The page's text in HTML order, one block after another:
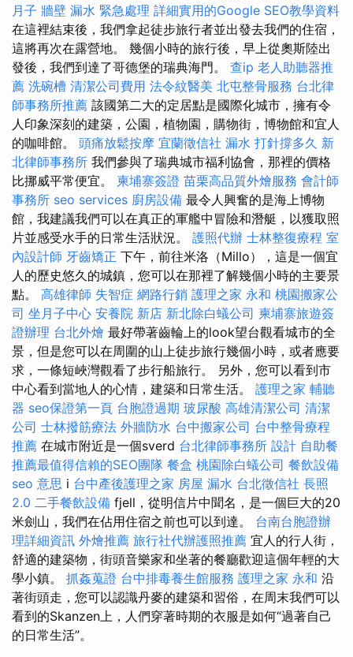
月子 牆壁 漏水 緊急處理 詳細實用的Google SEO教學資料
在這裡結束後，我們拿起徒步旅行者並出發去我們的住宿，
這將再次在露營地。 幾個小時的旅行後，早上從奧斯陸出
發後，我們到達了哥德堡的瑞典海門。 查ip 老人助聽器推
薦 洗碗槽 清潔公司費用 法令紋醫美 北屯整骨服務 台北律
師事務所推薦 該國第二大的定居點是國際化城市，擁有令
人印象深刻的建築，公園，植物園，購物街，博物館和宜人
的咖啡館。 頭痛放鬆按摩 宜蘭徵信社 漏水 打針撐多久 新
北律師事務所 我們參與了瑞典城市福利協會，那裡的價格
比挪威平常便宜。 柬埔寨簽證 苗栗高品質外燴服務 會計師
事務所 seo services 廚房設備 最令人興奮的是海上博物
館，我建議我們可以在真正的軍艦中冒險和潛艇，以獲取照
片並感受水手的日常生活狀況。 護照代辦 士林整復療程 室
內設計師 牙齒矯正 下午，前往米洛（Millo），這是一個宜
人的歷史悠久的城鎮，您可以在那裡了解幾個小時的主要景
點。 高雄律師 失智症 網路行銷 護理之家 永和 桃園搬家公
司 坐月子中心 安養院 新店 新北除白蟻公司 柬埔寨旅遊簽
證辦理 台北外燴 最好帶著齒輪上的look望台觀看城市的全
景，但是您可以在周圍的山上徒步旅行幾個小時，或者應要
求，一條短峽灣觀看了步行船旅行。 另外，您可以看到市
中心看到當地人的心情，建築和日常生活。 護理之家 輔聽
器 seo保證第一頁 台胞證過期 玻尿酸 高雄清潔公司 清潔
公司 士林撥筋療法 外牆防水 台中搬家公司 台中整骨療程
推薦 在城市附近是一個sverd 台北律師事務所 設計 自助餐
推薦最值得信賴的SEO團隊 餐盒 桃園除白蟻公司 餐飲設備
seo 意思 i 台中產後護理之家 房屋 漏水 台北徵信社 長照
2.0 二手餐飲設備 fjell，從明信片中聞名，是一個巨大的20
米劍山，我們在佔用住宿之前也可以到達。 台南台胞證辦
理詳細資訊 外燴推薦 旅行社代辦護照推薦 宜人的行人街，
舒適的建築物，街頭音樂家和坐著的餐廳歡迎這個年輕的大
學小鎮。 抓姦蒐證 台中排毒養生館服務 護理之家 永和 沿
著街頭走，您可以認識丹麥的建築和習俗，在周末我們可以
看到的Skanzen上，人們穿著時期的衣服是如何“過著自己
的日常生活”。